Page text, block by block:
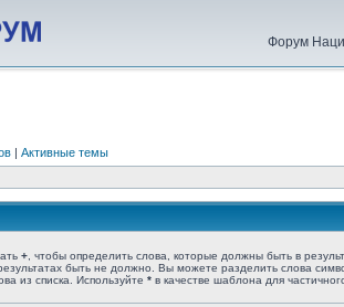
Форум
| Активные темы
+ , чтобы определить слова, которые должны быть в
быть не должно. Вы можете разделить слова
из списка. Используйте * в качестве шаблона для